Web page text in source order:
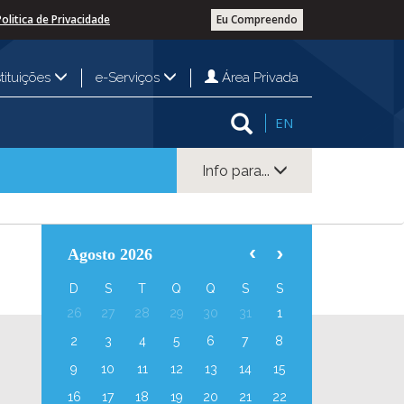
Eu Compreendo
de Privacidade
e-Serviços Área Privada
EN
Info para...
Agosto 2026
D S T Q Q S
S
26
27 28 29 30 31
1
2
3 4 5 6 7
8
9
10 11 12 13 14
15
16
17 18 19 20 21
22